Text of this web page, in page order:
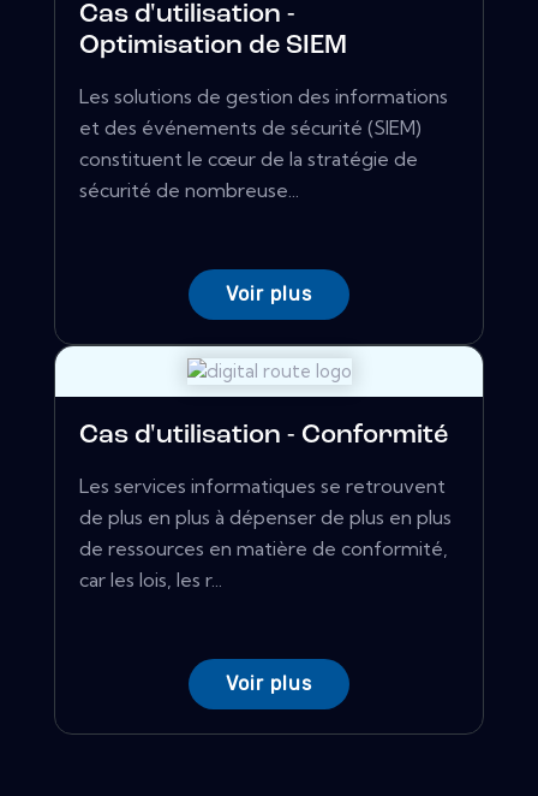
Cas d'utilisation -
Optimisation de SIEM
Les solutions de gestion des informations
et des événements de sécurité (SIEM)
constituent le cœur de la stratégie de
sécurité de nombreuse...
Voir plus
Cas d'utilisation - Conformité
Les services informatiques se retrouvent
de plus en plus à dépenser de plus en plus
de ressources en matière de conformité,
car les lois, les r...
Voir plus